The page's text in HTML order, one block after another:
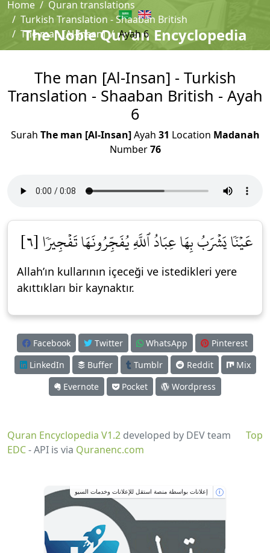
The Noble Qur'an Encyclopedia
Home
Quran translations
Turkish Translation - Shaaban British
The man [Al-Insan]
Ayah 6
The man [Al-Insan] - Turkish
Translation - Shaaban British - Ayah
6
Surah The man [Al-Insan]Ayah 31 Location Madanah
Number76
عَيۡنٗا يَشۡرَبُ بِهَا عِبَادُ ٱللَّهِ يُفَجِّرُونَهَا تَفۡجِيرٗا [٦]
Allah’ın kullarının içeceği ve istedikleri yere
akıttıkları bir kaynaktır.
Facebook Twitter WhatsApp
Pinterest
LinkedIn
Buffer Tumblr Reddit
Mix
Evernote
Pocket Wordpress
Top
Quran Encyclopedia V1.2 developed by DEV team
EDC- API is via Quranenc.com
إعلانات بواسطة منصة استقل للإعلانات وخدمات السيو i